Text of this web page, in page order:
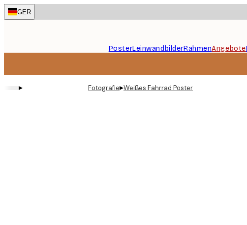
Skip
to
GER
PosterLeinwandbilderRahmenAngebote
▸ Fotografie▸Weißes Fahrrad Poster